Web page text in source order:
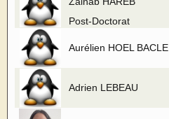
Post-Doctorat
Aurélien HOEL BACLE
Adrien LEBEAU